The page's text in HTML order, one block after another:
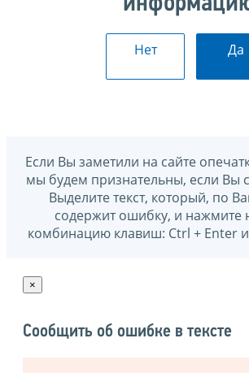
Нет Да
Если Вы заметили на сайте
мы будем признательны, если Вы
Выделите текст, который, по
содержит ошибку, и нажмите
комбинацию клавиш: Ctrl + Enter
×
Сообщить об ошибке в тексте